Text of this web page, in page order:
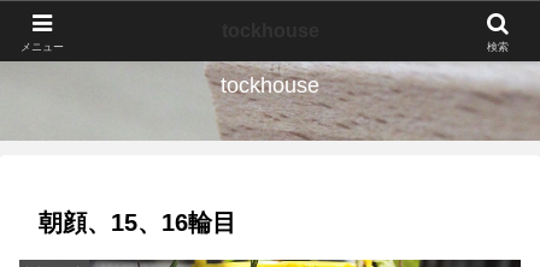
tockhouse
朝顔、15、16輪目
メニュー 検索